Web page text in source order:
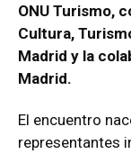
ONU Turismo,
Cultura,
Madrid y la
Madrid.
El encuentro
representantes